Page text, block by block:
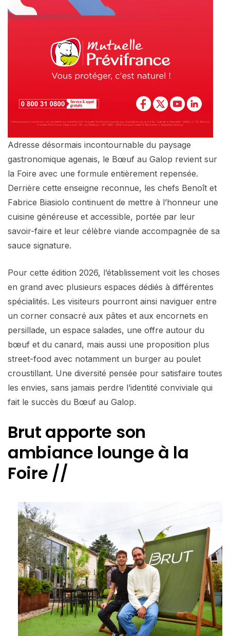
Adresse désormais incontournable du paysage
gastronomique agenais, le Bœuf au Galop revient sur
la Foire avec une formule entièrement repensée.
Derrière cette enseigne reconnue, les chefs Benoît et
Fabrice Biasiolo continuent de mettre à l’honneur une
cuisine généreuse et accessible, portée par leur
savoir-faire et leur célèbre viande accompagnée de sa
sauce signature.
Pour cette édition 2026, l’établissement voit les choses
en grand avec plusieurs espaces dédiés à différentes
spécialités. Les visiteurs pourront ainsi naviguer entre
un corner consacré aux pâtes et aux encornets en
persillade, un espace salades, une offre autour du
bœuf et du canard, mais aussi une proposition plus
street-food avec notamment un burger au poulet
croustillant. Une diversité pensée pour satisfaire toutes
les envies, sans jamais perdre l’identité conviviale qui
fait le succès du Bœuf au Galop.
Brut apporte son
ambiance lounge à la
Foire //